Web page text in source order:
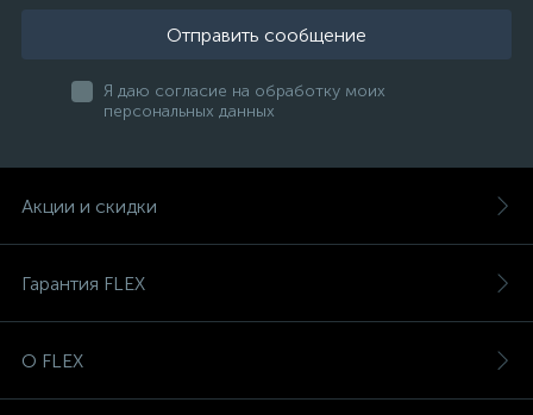
Отправить сообщение
Я даю согласие на обработку моих
персональных данных
Акции и скидки
Гарантия FLEX
О FLEX